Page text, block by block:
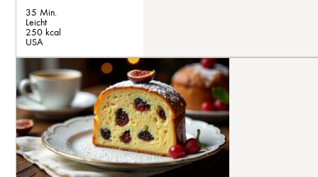
35 Min.
Leicht
250 kcal
USA